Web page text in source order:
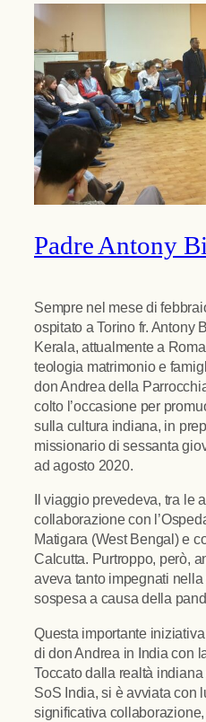
Padre Antony
Sempre nel mese di
ospitato a Torino fr. Antony
Kerala, attualmente a
teologia matrimonio e
don Andrea della
colto l’occasione per
sulla cultura indiana, in
missionario di sessanta
ad agosto 2020.
Il viaggio prevedeva, tra le
collaborazione con
Matigara (West Bengal) e
Calcutta. Purtroppo, però,
aveva tanto impegnati
sospesa a causa della
Questa importante
di don Andrea in India con
Toccato dalla realtà
SoS India, si è avviata con
significativa